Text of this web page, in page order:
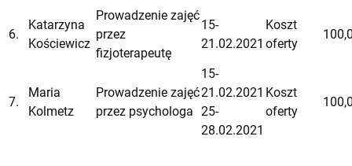
6.
Katarzyna
Kościewicz
Prowadzenie zajęć
przez
fizjoterapeutę
15-
21.02.2021
Koszt
oferty
7.
Maria
Kolmetz
Prowadzenie zajęć
przez psychologa
15-
21.02.2021
25-
28.02.2021
Koszt
oferty